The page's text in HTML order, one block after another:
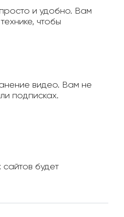
и удобно. Вам
чтобы
видео. Вам не
подписках.
будет